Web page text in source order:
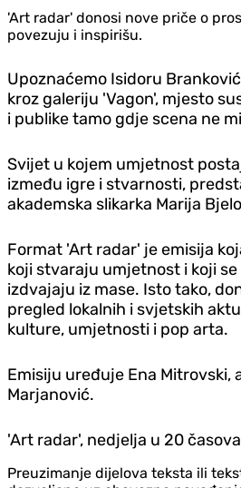
'Art radar' donosi nove priče o
povezuju i inspirišu.
Upoznaćemo Isidoru
kroz galeriju 'Vagon', mjesto
i publike tamo gdje scena ne
Svijet u kojem umjetnost
između igre i stvarnosti,
akademska slikarka Marija
Format 'Art radar' je emisija
koji stvaraju umjetnost i koji
izdvajaju iz mase. Isto tako,
pregled lokalnih i svjetskih
kulture, umjetnosti i pop arta.
Emisiju uređuje Ena Mitrovski,
Marjanović.
'Art radar', nedjelja u 20
Preuzimanje dijelova teksta ili